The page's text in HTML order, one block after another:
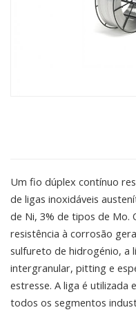
Um fio dúplex contínuo
de ligas inoxidáveis
de Ni, 3% de tipos de Mo.
resistência à corrosão
sulfureto de hidrogénio, a
intergranular, pitting e
estresse. A liga é utilizada
todos os segmentos